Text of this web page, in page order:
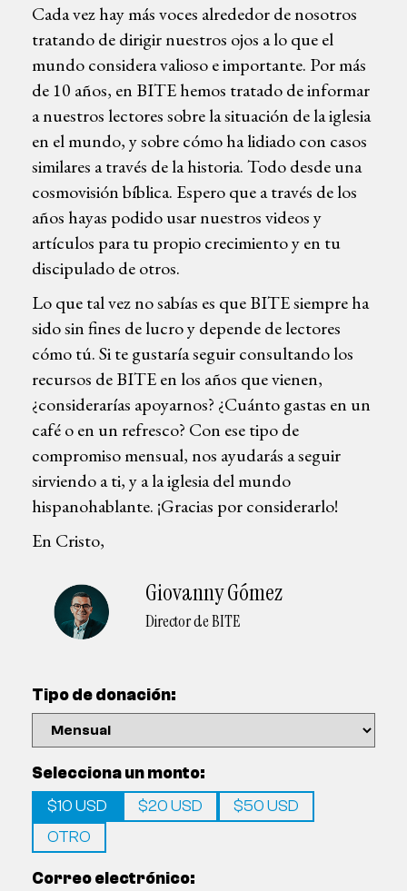
Cada vez hay más voces alrededor de nosotros
tratando de dirigir nuestros ojos a lo que el
mundo considera valioso e importante. Por más
de 10 años, en BITE hemos tratado de informar
a nuestros lectores sobre la situación de la iglesia
en el mundo, y sobre cómo ha lidiado con casos
similares a través de la historia. Todo desde una
cosmovisión bíblica. Espero que a través de los
años hayas podido usar nuestros videos y
artículos para tu propio crecimiento y en tu
discipulado de otros.
Lo que tal vez no sabías es que BITE siempre ha
sido sin fines de lucro y depende de lectores
cómo tú. Si te gustaría seguir consultando los
recursos de BITE en los años que vienen,
¿considerarías apoyarnos? ¿Cuánto gastas en un
café o en un refresco? Con ese tipo de
compromiso mensual, nos ayudarás a seguir
sirviendo a ti, y a la iglesia del mundo
hispanohablante. ¡Gracias por considerarlo!
En Cristo,
Giovanny Gómez
Director de BITE
Tipo de donación:
Selecciona un monto:
$10 USD
$20 USD
$50 USD
OTRO
Correo electrónico: